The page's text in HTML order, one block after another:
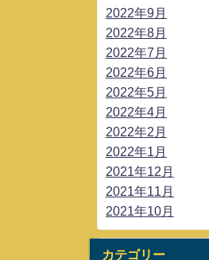
2022年9月
2022年8月
2022年7月
2022年6月
2022年5月
2022年4月
2022年2月
2022年1月
2021年12月
2021年11月
2021年10月
カテゴリー